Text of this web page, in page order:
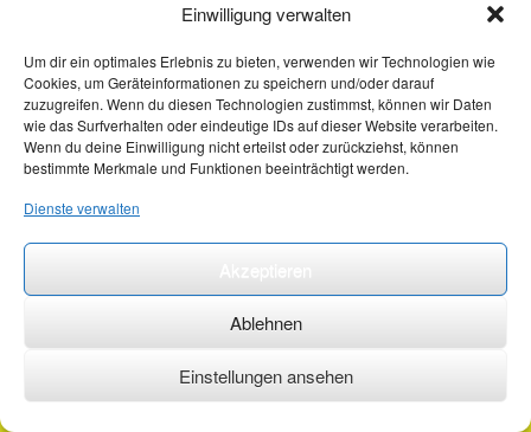
Einwilligung verwalten
Um dir ein optimales Erlebnis zu bieten, verwenden wir Technologien wie
Cookies, um Geräteinformationen zu speichern und/oder darauf
zuzugreifen. Wenn du diesen Technologien zustimmst, können wir Daten
wie das Surfverhalten oder eindeutige IDs auf dieser Website verarbeiten.
Wenn du deine Einwilligung nicht erteilst oder zurückziehst, können
bestimmte Merkmale und Funktionen beeinträchtigt werden.
Dienste verwalten
Ablehnen
Einstellungen ansehen
©2026 ·erstehilfekurs-mauch.de ·AGB ·Datenschutzerklärung ·Impressum ·